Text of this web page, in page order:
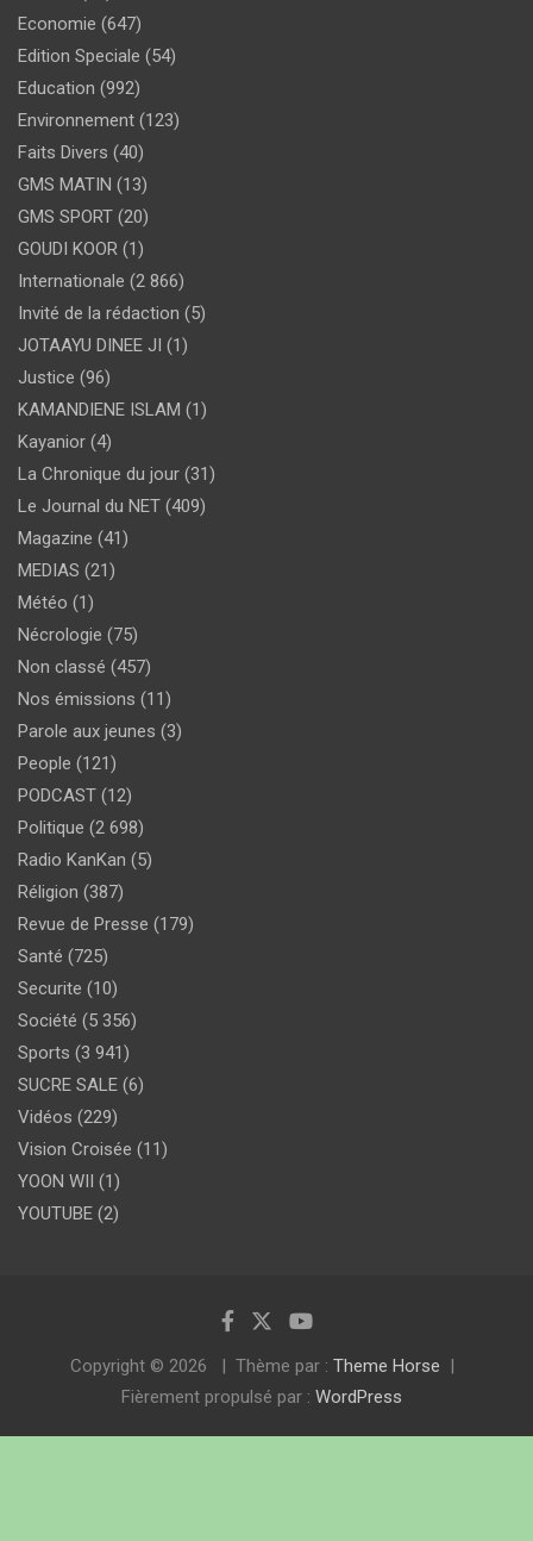
Economie (647)
Edition Speciale (54)
Education (992)
Environnement (123)
Faits Divers (40)
GMS MATIN (13)
GMS SPORT (20)
GOUDI KOOR (1)
Internationale (2 866)
Invité de la rédaction (5)
JOTAAYU DINEE JI (1)
Justice (96)
KAMANDIENE ISLAM (1)
Kayanior (4)
La Chronique du jour (31)
Le Journal du NET (409)
Magazine (41)
MEDIAS (21)
Météo (1)
Nécrologie (75)
Non classé (457)
Nos émissions (11)
Parole aux jeunes (3)
People (121)
PODCAST (12)
Politique (2 698)
Radio KanKan (5)
Réligion (387)
Revue de Presse (179)
Santé (725)
Securite (10)
Société (5 356)
Sports (3 941)
SUCRE SALE (6)
Vidéos (229)
Vision Croisée (11)
YOON WII (1)
YOUTUBE (2)
Copyright © 2026 Thème par : Theme Horse
Fièrement propulsé par : WordPress